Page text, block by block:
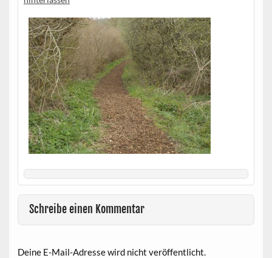
Schreibe einen Kommentar
Deine E-Mail-Adresse wird nicht veröffentlicht.